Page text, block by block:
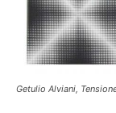
Getulio Alviani,